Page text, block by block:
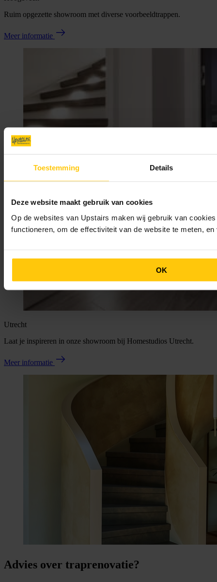
Toestemming Details
Deze website maakt gebruik van cookies
Op de websites van Upstairs maken wij gebruik van
functioneren, om de effectiviteit van de website te meten,
OK
Ruim opgezette showroom met diverse voorbeeldtrappen.
Meer informatie
Utrecht
Laat je inspireren in onze showroom bij Homestudios Utrecht.
Meer informatie
Advies over traprenovatie?